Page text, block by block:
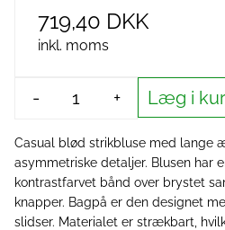
719,40 DKK
inkl. moms
- + Læg i
Casual blød strikbluse med lange
asymmetriske detaljer. Blusen har
kontrastfarvet bånd over brystet
knapper. Bagpå er den designet
slidser. Materialet er strækbart,